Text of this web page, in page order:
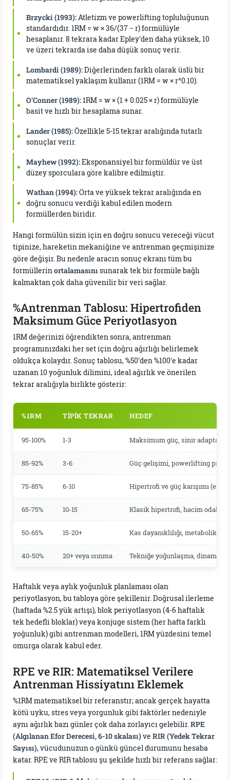
Brzycki (1993):Atletizm ve powerlifting topluluğunun
standardıdır. 1RM = w × 36/(37 − r) formülüyle
hesaplanır. 8 tekrara kadar Epley'den daha yüksek, 10
ve üzeri tekrarda ise daha düşük sonuç verir.
Lombardi (1989):Diğerlerinden farklı olarak üslü bir
matematiksel yaklaşım kullanır (1RM = w × r^0.10).
O'Conner (1989):1RM = w × (1 + 0.025 × r) formülüyle
basit ve hızlı bir hesaplama sunar.
Lander (1985):Özellikle 5-15 tekrar aralığında tutarlı
sonuçlar verir.
Mayhew (1992):Eksponansiyel bir formüldür ve üst
düzey sporculara göre kalibre edilmiştir.
Wathan (1994):Orta ve yüksek tekrar aralığında en
doğru sonucu verdiği kabul edilen modern
formüllerden biridir.
Hangi formülün sizin için en doğru sonucu vereceği vücut
tipinize, hareketin mekaniğine ve antrenman geçmişinize
göre değişir. Bu nedenle aracın sonuç ekranı tüm bu
formüllerin ortalamasını sunarak tek bir formüle bağlı
kalmaktan çok daha güvenilir bir veri sağlar.
%Antrenman Tablosu: Hipertrofiden
Maksimum Güce Periyotlasyon
1RM değerinizi öğrendikten sonra, antrenman
programınızdaki her set için doğru ağırlığı belirlemek
oldukça kolaydır. Sonuç tablosu, %50'den %100'e kadar
uzanan 10 yoğunluk dilimini, ideal ağırlık ve önerilen
tekrar aralığıyla birlikte gösterir:
%1RM TIPIK TEKRAR HEDEF
95-100% 1-3 Maksimum güç, sinir
85-92% 3-6 Güç gelişimi, powerlifting
75-85% 6-10 Hipertrofi ve güç karışımı (en
65-75% 10-15 Klasik hipertrofi, hacim odaklı
50-65% 15-20+ Kas dayanıklılığı, metabolik
40-50% 20+ veya ısınma Tekniğe yoğunlaşma, dinamik
Haftalık veya aylık yoğunluk planlaması olan
periyotlasyon, bu tabloya göre şekillenir. Doğrusal ilerleme
(haftada %2.5 yük artışı), blok periyotlasyon (4-6 haftalık
tek hedefli bloklar) veya konjuge sistem (her hafta farklı
yoğunluk) gibi antrenman modelleri, 1RM yüzdesini temel
omurga olarak kabul eder.
RPE ve RIR: Matematiksel Verilere
Antrenman Hissiyatını Eklemek
%1RM matematiksel bir referanstır; ancak gerçek hayatta
kötü uyku, stres veya yorgunluk gibi faktörler nedeniyle
aynı ağırlık bazı günler çok daha zorlayıcı gelebilir. RPE
(Algılanan Efor Derecesi, 6-10 skalası)ve RIR (Yedek Tekrar
Sayısı), vücudunuzun o günkü güncel durumunu hesaba
katar. RPE ve RIR tablosu şu şekilde hızlı bir referans sağlar: